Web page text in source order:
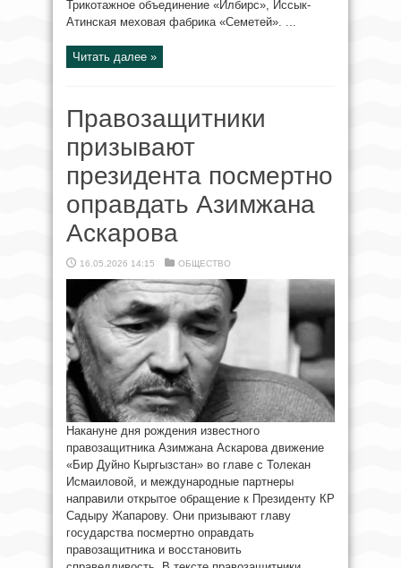
Трикотажное объединение «Илбирс», Иссык-
Атинская меховая фабрика «Семетей». ...
Читать далее »
Правозащитники
призывают
президента посмертно
оправдать Азимжана
Аскарова
16.05.2026 14:15 ОБЩЕСТВО
Накануне дня рождения известного
правозащитника Азимжана Аскарова движение
«Бир Дуйно Кыргызстан» во главе с Толекан
Исмаиловой, и международные партнеры
направили открытое обращение к Президенту КР
Садыру Жапарову. Они призывают главу
государства посмертно оправдать
правозащитника и восстановить